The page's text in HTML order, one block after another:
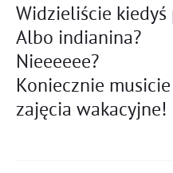
Widzieliście
Albo indianina?
Nieeeeee?
Koniecznie
zajęcia wakacyjne!